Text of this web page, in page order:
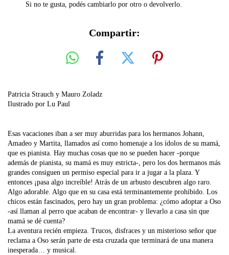
Si no te gusta, podés cambiarlo por otro o devolverlo.
Compartir:
Patricia Strauch y Mauro Zoladz
Ilustrado por Lu Paul
Esas vacaciones iban a ser muy aburridas para los hermanos Johann,
Amadeo y Martita, llamados así como homenaje a los ídolos de su mamá,
que es pianista. Hay muchas cosas que no se pueden hacer -porque
además de pianista, su mamá es muy estricta-, pero los dos hermanos más
grandes consiguen un permiso especial para ir a jugar a la plaza. Y
entonces ¡pasa algo increíble! Atrás de un arbusto descubren algo raro.
Algo adorable. Algo que en su casa está terminantemente prohibido. Los
chicos están fascinados, pero hay un gran problema: ¿cómo adoptar a Oso
-así llaman al perro que acaban de encontrar- y llevarlo a casa sin que
mamá se dé cuenta?
La aventura recién empieza. Trucos, disfraces y un misterioso señor que
reclama a Oso serán parte de esta cruzada que terminará de una manera
inesperada… y musical.